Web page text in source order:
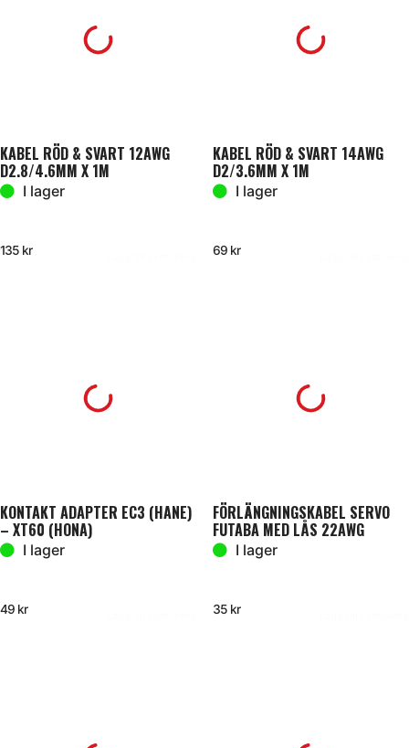
KABEL RÖD & SVART 12AWG
D2.8/4.6MM X 1M
I lager
135 kr
KABEL RÖD & SVART 14AWG
D2/3.6MM X 1M
I lager
69 kr
KONTAKT ADAPTER EC3 (HANE)
– XT60 (HONA)
I lager
49 kr
FÖRLÄNGNINGSKABEL SERVO
FUTABA MED LÅS 22AWG
300MM
I lager
35 kr